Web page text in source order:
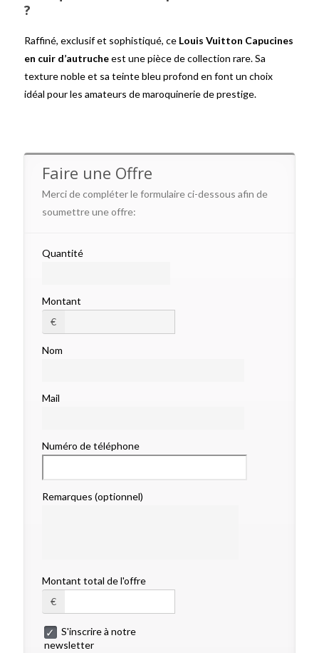
?
Raffiné, exclusif et sophistiqué, ce Louis Vuitton Capucines
en cuir d’autrucheest une pièce de collection rare. Sa
texture noble et sa teinte bleu profond en font un choix
idéal pour les amateurs de maroquinerie de prestige.
Faire une Offre
Merci de compléter le formulaire ci-dessous afin de
soumettre une offre:
Quantité
Montant
€
Nom
Mail
Numéro de téléphone
Remarques (optionnel)
Montant total de l'offre
€
S'inscrire à notre
newsletter